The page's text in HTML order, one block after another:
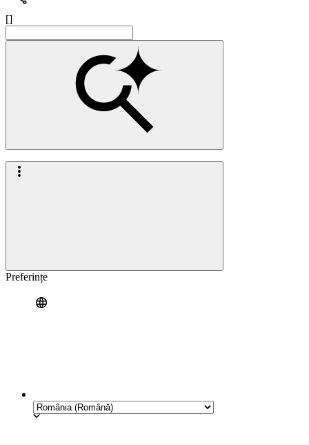
[]
Preferințe